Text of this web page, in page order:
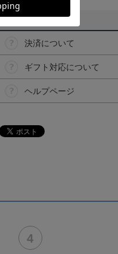
決済について
ギフト対応について
ヘルプページ